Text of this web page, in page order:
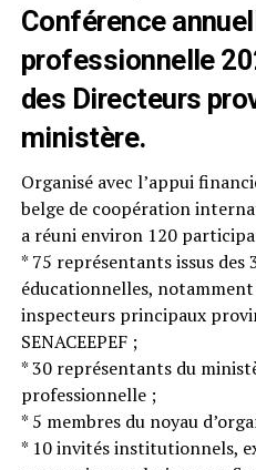
Conférence
professionnelle
des Directeurs
ministère.
Organisé avec l’appui
belge de coopération
a réuni environ 120
* 75 représentants issus des
éducationnelles, notamment
inspecteurs principaux
SENACEEPEF ;
* 30 représentants du
professionnelle ;
* 5 membres du noyau
* 10 invités institutionnels,